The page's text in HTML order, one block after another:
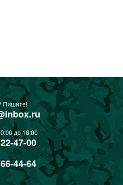
Пишите!
до 18:00
47-00
44-64